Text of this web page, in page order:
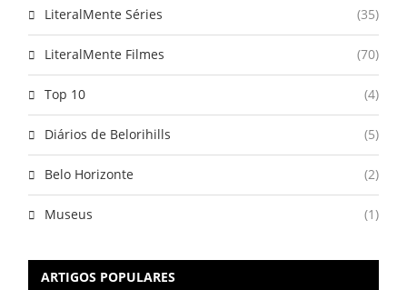
LiteralMente Séries (35)
LiteralMente Filmes (70)
Top 10 (4)
Diários de Belorihills (5)
Belo Horizonte (2)
Museus (1)
ARTIGOS POPULARES